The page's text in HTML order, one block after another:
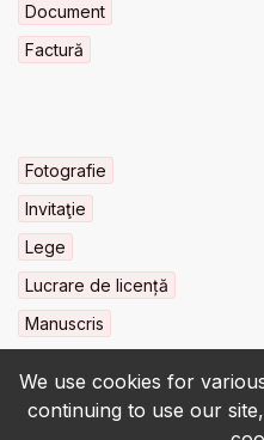
We use cookies for
continuing to use our
Document
Factură
Fotografie
Invitaţie
Lege
Lucrare de licență
Manuscris